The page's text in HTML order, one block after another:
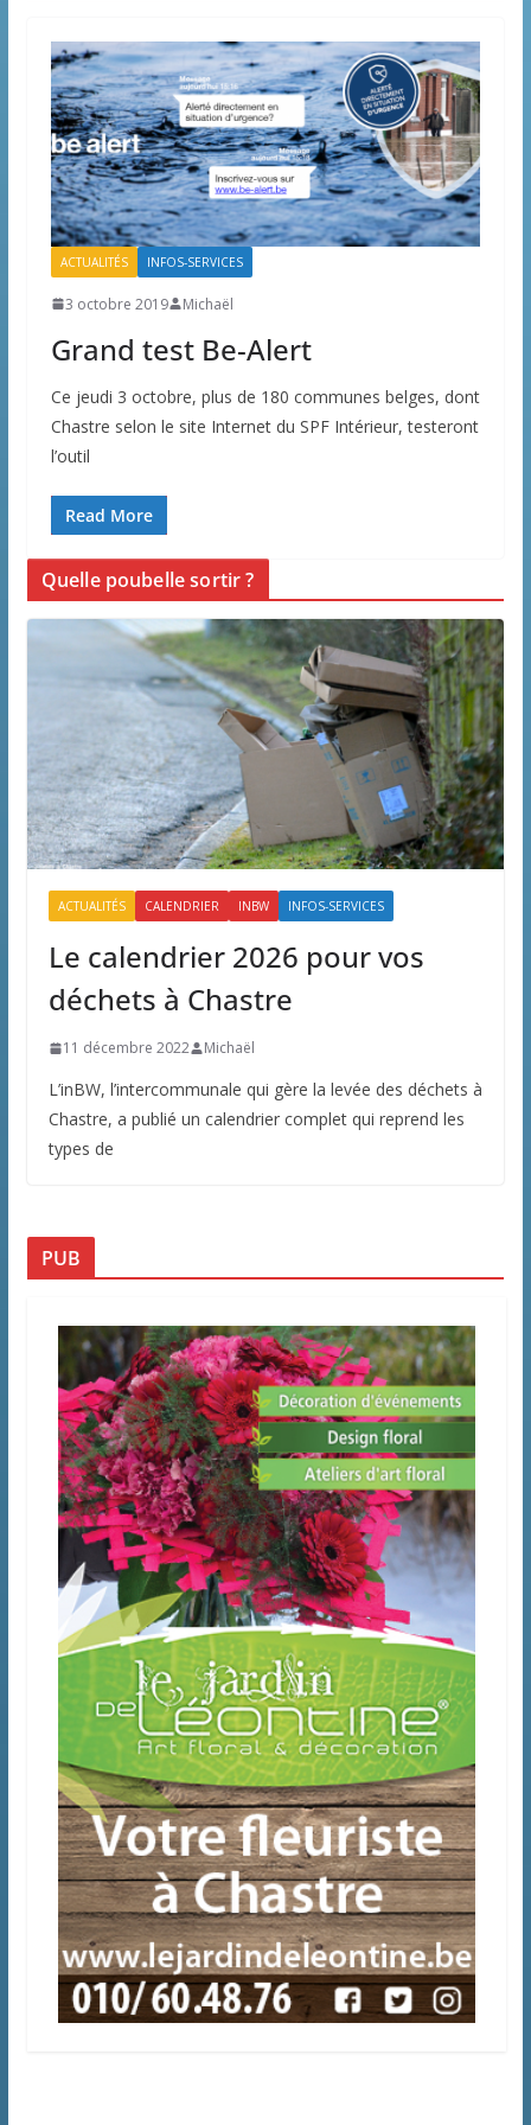
ACTUALITÉS INFOS-SERVICES
3 octobre 2019 Michaël
Grand test Be-Alert
Ce jeudi 3 octobre, plus de 180 communes belges, dont
Chastre selon le site Internet du SPF Intérieur, testeront
l’outil
Read More
Quelle poubelle sortir ?
ACTUALITÉS CALENDRIER INBW INFOS-SERVICES
Le calendrier 2026 pour vos
déchets à Chastre
11 décembre 2022 Michaël
L’inBW, l’intercommunale qui gère la levée des déchets à
Chastre, a publié un calendrier complet qui reprend les
types de
PUB